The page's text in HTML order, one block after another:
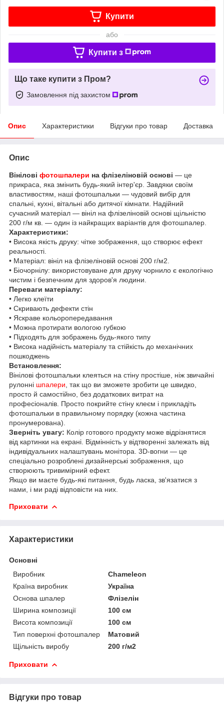
Купити
або
Купити з
Що таке купити з Пром?
Замовлення під захистом
Опис Характеристики Відгуки про товар Доставка
Опис
Вінілові фотошпалери на флізеліновій основі — це
прикраса, яка змінить будь-який інтер'єр. Завдяки своїм
властивостям, наші фотошпальки — чудовий вибір для
спальні, кухні, вітальні або дитячої кімнати. Надійний
сучасний матеріал — вініл на флізеліновій основі щільністю
200 г/м кв. — один із найкращих варіантів для фотошпалер.
Характеристики:
• Висока якість друку: чітке зображення, що створює ефект
реальності.
• Матеріал: вініл на флізеліновій основі 200 г/м2.
• Біочорнілу: використовуване для друку чорнило є екологічно
чистим і безпечним для здоров'я людини.
Переваги матеріалу:
• Легко клеїти
• Скривають дефекти стін
• Яскраве кольоропередавання
• Можна протирати вологою губкою
• Підходять для зображень будь-якого типу
• Висока надійність матеріалу та стійкість до механічних
пошкоджень
Встановлення:
Вінілові фотошпальки клеяться на стіну простіше, ніж звичайні
рулонні шпалери , так що ви зможете зробити це швидко,
просто й самостійно, без додаткових витрат на
професіоналів. Просто покрийте стіну клеєм і прикладіть
фотошпальки в правильному порядку (кожна частина
пронумерована).
Зверніть увагу: Колір готового продукту може відрізнятися
від картинки на екрані. Відмінність у відтворенні залежать від
індивідуальних налаштувань монітора. 3D-вогни — це
спеціально розроблені дизайнерські зображення, що
створюють тривимірний ефект.
Якщо ви маєте будь-які питання, будь ласка, зв'язатися з
нами, і ми раді відповісти на них.
Приховати
Характеристики
Основні
Виробник
Chameleon
Країна виробник
Україна
Основа шпалер
Флізелін
Ширина композиції
100 см
Висота композиції
100 см
Тип поверхні фотошпалер
Матовий
Щільність виробу
200 г/м2
Приховати
Відгуки про товар